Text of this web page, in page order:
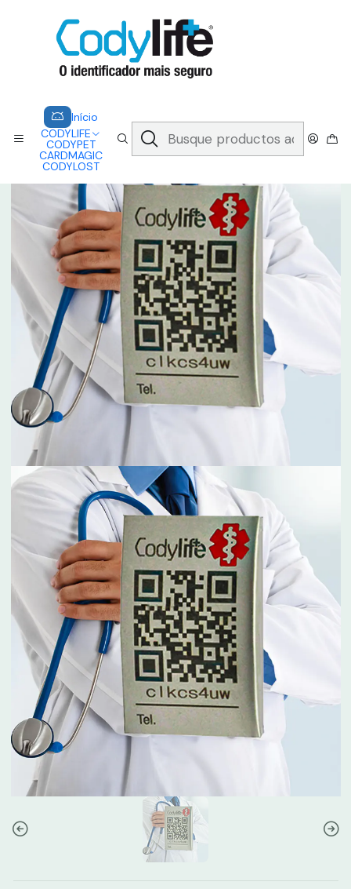
Início
CODYLIFE
CODYPET
CARDMAGIC
CODYLOST
A CODYLIFE PERMITE AOS SOCORRISTAS ACEDER
INSTANTANEAMENTE AOS SEUS DADOS ATRAVÉS DE UM QR CODE
Saber mais